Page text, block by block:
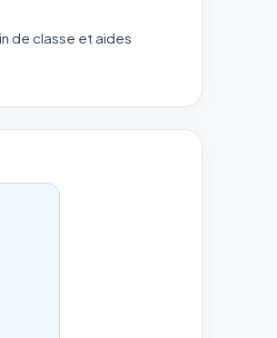
de classe et aides